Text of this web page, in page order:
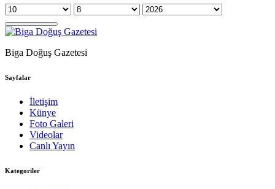
Biga Doğuş Gazetesi
Sayfalar
İletişim
Künye
Foto Galeri
Videolar
Canlı Yayın
Kategoriler